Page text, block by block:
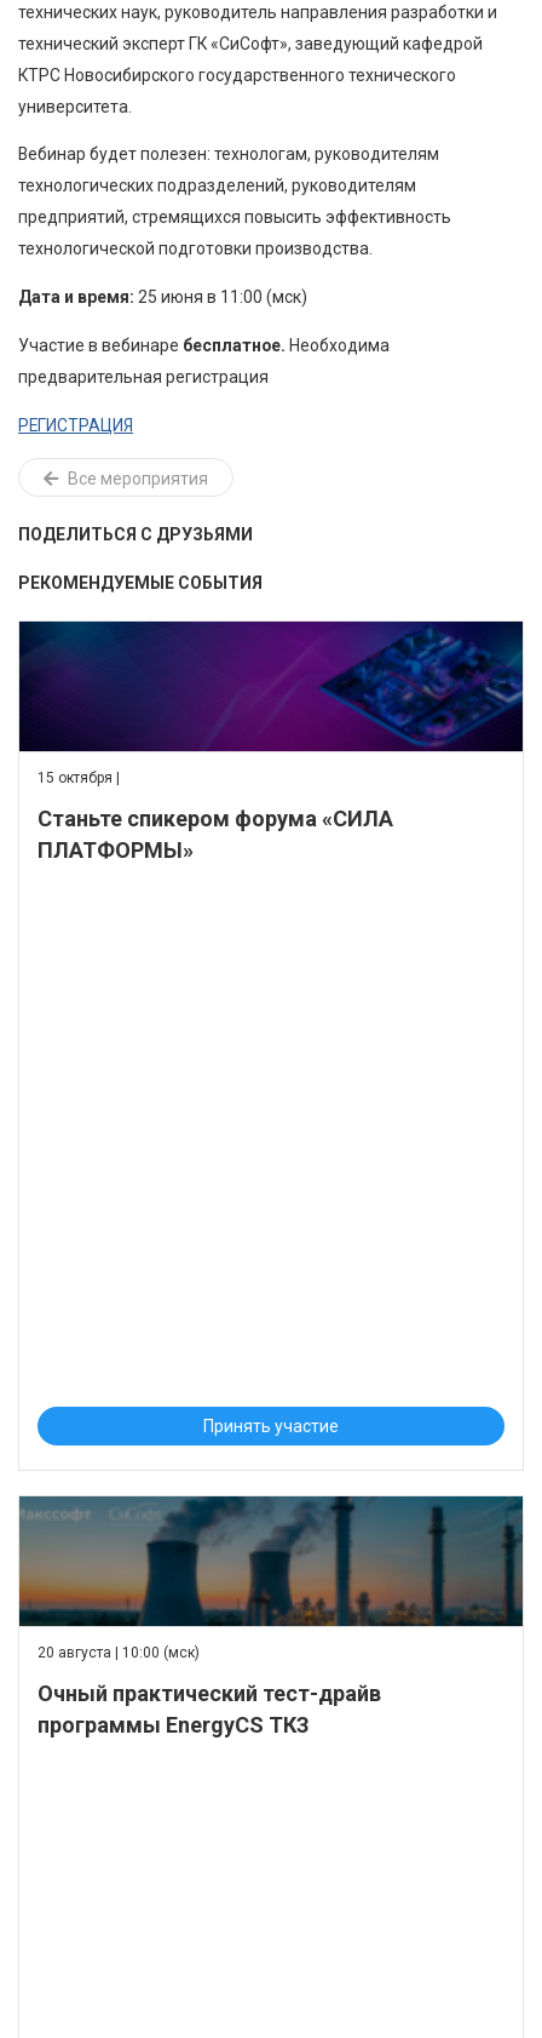
технических наук, руководитель направления разработки и
технический эксперт ГК «СиСофт», заведующий кафедрой
КТРС Новосибирского государственного технического
университета.
Вебинар будет полезен: технологам, руководителям
технологических подразделений, руководителям
предприятий, стремящихся повысить эффективность
технологической подготовки производства.
Дата и время: 25 июня в 11:00 (мск)
Участие в вебинаре бесплатное. Необходима
предварительная регистрация
РЕГИСТРАЦИЯ
Все мероприятия
ПОДЕЛИТЬСЯ С ДРУЗЬЯМИ
РЕКОМЕНДУЕМЫЕ СОБЫТИЯ
15 октября |
Станьте спикером форума «СИЛА
ПЛАТФОРМЫ»
Принять участие
20 августа | 10:00 (мск)
Очный практический тест-драйв
программы EnergyCS ТКЗ